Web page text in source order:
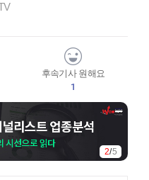
TV
후속기사 원해요
1
2/5